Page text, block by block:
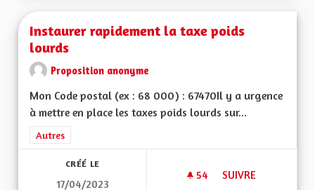
Instaurer rapidement la taxe poids
lourds
Proposition anonyme
Mon Code postal (ex : 68 000) : 67470Il y a urgence
à mettre en place les taxes poids lourds sur...
Filtrer les résultats de la catégorie : Autres
Autres
CRÉÉ LE
17/04/2023
54 54 ABONNÉS
SUIVRE